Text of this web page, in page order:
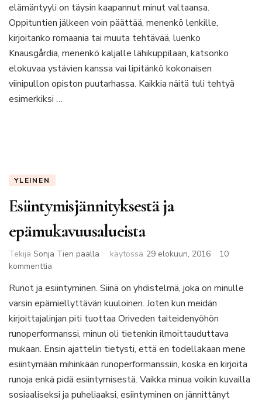
elämäntyyli on täysin kaapannut minut valtaansa.
Oppituntien jälkeen voin päättää, menenkö lenkille,
kirjoitanko romaania tai muuta tehtävää, luenko
Knausgårdia, menenkö kaljalle lähikuppilaan, katsonko
elokuvaa ystävien kanssa vai lipitänkö kokonaisen
viinipullon opiston puutarhassa. Kaikkia näitä tuli tehtyä
esimerkiksi …
YLEINEN
Esiintymisjännityksestä ja
epämukavuusalueista
Tekijä Sonja Tien paalla käytössä 29 elokuun, 2016
10
kommenttia
ja
epämukavuusalueista
Runot ja esiintyminen. Siinä on yhdistelmä, joka on minulle
varsin epämiellyttävän kuuloinen. Joten kun meidän
kirjoittajalinjan piti tuottaa Oriveden taiteidenyöhön
runoperformanssi, minun oli tietenkin ilmoittauduttava
mukaan. Ensin ajattelin tietysti, että en todellakaan mene
esiintymään mihinkään runoperformanssiin, koska en kirjoita
runoja enkä pidä esiintymisestä. Vaikka minua voikin kuvailla
sosiaaliseksi ja puheliaaksi, esiintyminen on jännittänyt